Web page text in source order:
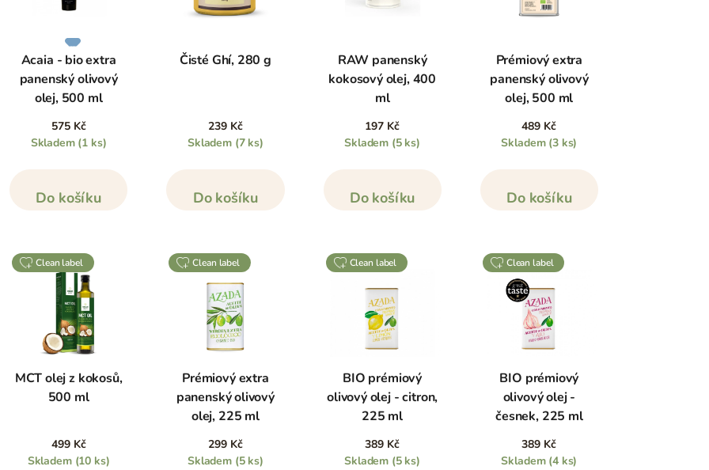
Acaia - bio extra
panenský olivový
olej, 500 ml
575 Kč
Skladem (1 ks)
Do košíku
Čisté Ghí, 280 g
239 Kč
Skladem (7 ks)
Do košíku
RAW panenský
kokosový olej, 400
ml
197 Kč
Skladem (5 ks)
Do košíku
Prémiový extra
panenský olivový
olej, 500 ml
489 Kč
Skladem (3 ks)
Do košíku
clean label
MCT olej z kokosů,
500 ml
499 Kč
Skladem (10 ks)
clean label
Prémiový extra
panenský olivový
olej, 225 ml
299 Kč
Skladem (5 ks)
clean label
BIO prémiový
olivový olej - citron,
225 ml
389 Kč
Skladem (5 ks)
clean label
BIO prémiový
olivový olej -
česnek, 225 ml
389 Kč
Skladem (4 ks)